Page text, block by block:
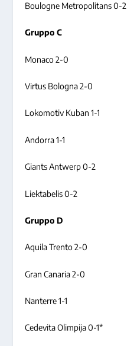
Boulogne Metropolitans 0-2
Gruppo C
Monaco 2-0
Virtus Bologna 2-0
Lokomotiv Kuban 1-1
Andorra 1-1
Giants Antwerp 0-2
Liektabelis 0-2
Gruppo D
Aquila Trento 2-0
Gran Canaria 2-0
Nanterre 1-1
Cedevita Olimpija 0-1*